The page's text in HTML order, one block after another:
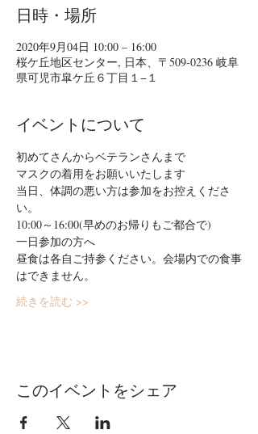
日時・場所
2020年9月04日 10:00 – 16:00
桜ケ丘地区センター, 日本、〒509-0236 岐阜
県可児市皐ケ丘６丁目１−１
イベントについて
初めてさんからベテランさんまで
マスクの着用をお願いいたします
当日、体調の悪い方は参加をお控えくださ
い。
10:00～16:00(早めのお帰りもご都合で)
一日参加の方へ
昼食は各自ご持参ください。会場内での食事
はできません。
続きを読む >>
このイベントをシェア